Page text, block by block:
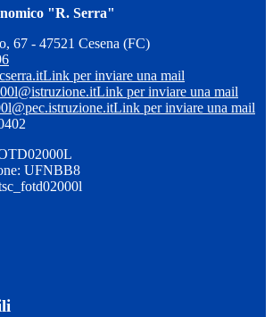
"R. Serra"
67 - 47521 Cesena (FC)
Link per inviare una mail
Link per inviare una mail
Link per inviare una mail
UFNBB8